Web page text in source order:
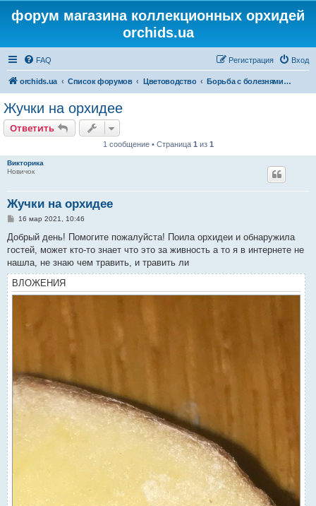
форум магазина коллекционных орхидей
orchids.ua
FAQ Вход
Регистрация
orchids.ua Список форумов Цветоводство Борьба с болезнями и вредителями
Жучки на орхидее
Ответить
1 сообщение • Страница 1 из 1
Викторика
Новичок
Жучки на орхидее
С
о
щ
е
е
16 мар 2021, 10:46
Добрый день! Помогите пожалуйста! Поила орхидеи и обнаружила
гостей, может кто-то знает что это за живность а то я в интернете не
нашла, не знаю чем травить, и травить ли
ВЛОЖЕНИЯ